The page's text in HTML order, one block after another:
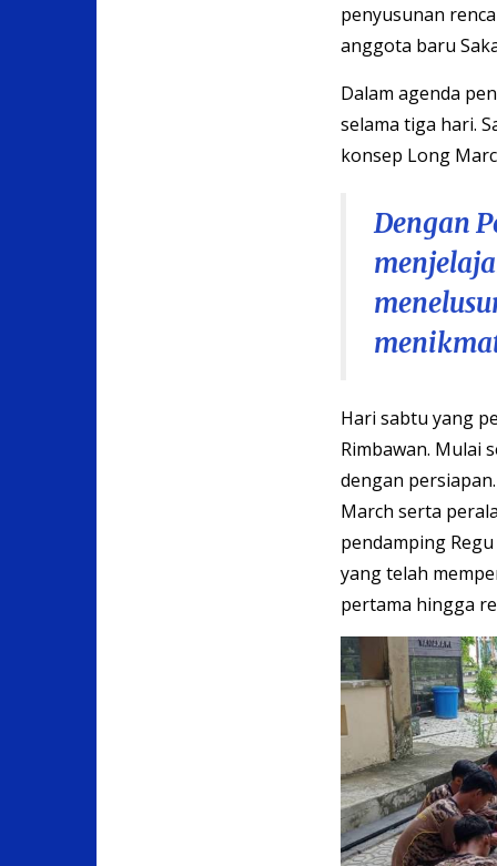
penyusunan
anggota baru
Dalam agenda
selama tiga hari.
konsep Long
Dengan
Hari sabtu yang
Rimbawan. Mulai
dengan
March serta
pendamping
yang telah
pertama hingga